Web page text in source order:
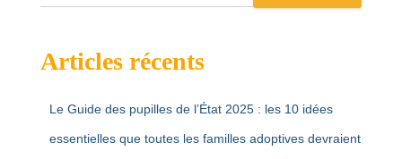
Articles récents
Le Guide des pupilles de l’État 2025 : les 10 idées
essentielles que toutes les familles adoptives devraient